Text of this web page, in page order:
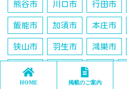
熊谷市 川口市 行田市
飯能市 加須市 本庄市
狭山市 羽生市 鴻巣市
草加市
HOME 掲載のご案内